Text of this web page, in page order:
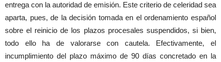
entrega con la autoridad de emisión. Este criterio de celeridad sea
aparta, pues, de la decisión tomada en el ordenamiento español
sobre el reinicio de los plazos procesales suspendidos, si bien,
todo ello ha de valorarse con cautela. Efectivamente, el
incumplimiento del plazo máximo de 90 días concretado en la